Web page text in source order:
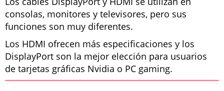
consolas, monitores y televisores, pero sus
funciones son muy diferentes.
Los HDMI ofrecen más especificaciones y los
DisplayPort son la mejor elección para usuarios
de tarjetas gráficas Nvidia o PC gaming.